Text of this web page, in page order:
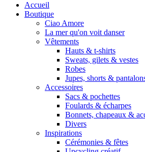
Accueil
Boutique
Ciao Amore
La mer qu'on voit danser
Vêtements
Hauts & t-shirts
Sweats, gilets & vestes
Robes
Jupes, shorts &
Accessoires
Sacs & pochettes
Foulards & écharpes
Bonnets, chapeaux &
Divers
Inspirations
Cérémonies & fêtes